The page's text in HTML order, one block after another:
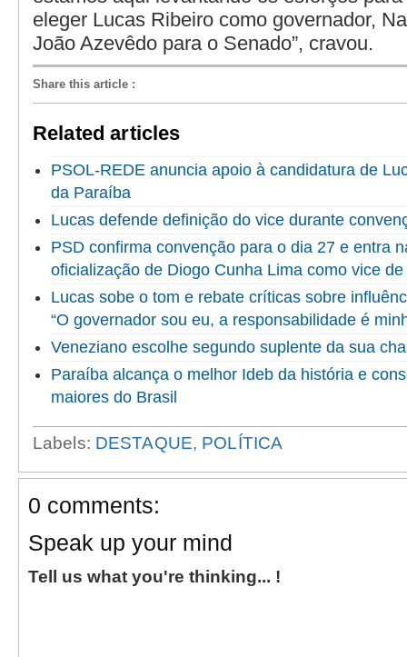
eleger Lucas Ribeiro como governador,
João Azevêdo para o Senado”, cravou.
Share this article :
Related articles
PSOL-REDE anuncia apoio à candidatura de
da Paraíba
Lucas defende definição do vice durante
PSD confirma convenção para o dia 27 e entra
oficialização de Diogo Cunha Lima como vice
Lucas sobe o tom e rebate críticas sobre
“O governador sou eu, a responsabilidade é
Veneziano escolhe segundo suplente da sua
Paraíba alcança o melhor Ideb da história e
maiores do Brasil
Labels: DESTAQUE, POLÍTICA
0 comments:
Speak up your mind
Tell us what you're thinking... !